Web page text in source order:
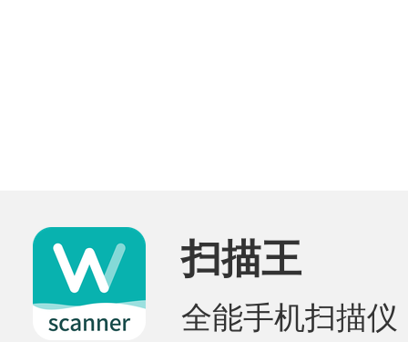
扫描王
全能手机扫描仪